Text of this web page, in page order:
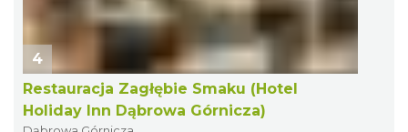
4
Restauracja Zagłębie Smaku (Hotel
Holiday Inn Dąbrowa Górnicza)